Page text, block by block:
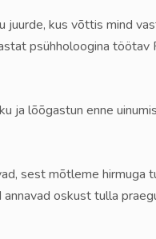
kus võttis mind
psühholoogina
ja lõõgastun enne
sest mõtleme hirmuga
oskust tulla